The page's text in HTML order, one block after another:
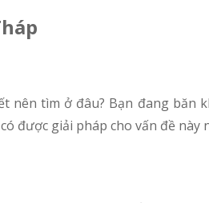
được giải pháp cho vấn đề này